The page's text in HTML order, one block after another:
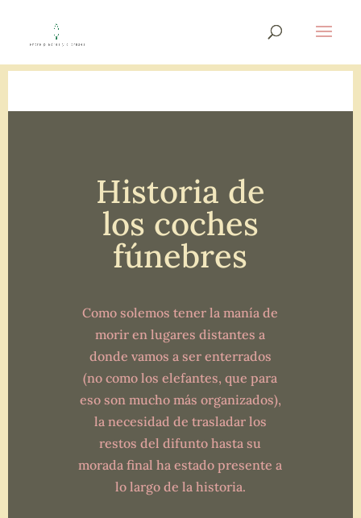
Historia de
los coches
fúnebres
Como solemos tener la manía de
morir en lugares distantes a
donde vamos a ser enterrados
(no como los elefantes, que para
eso son mucho más organizados),
la necesidad de trasladar los
restos del difunto hasta su
morada final ha estado presente a
lo largo de la historia.